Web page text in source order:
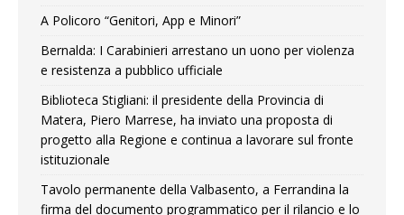
A Policoro “Genitori, App e Minori”
Bernalda: I Carabinieri arrestano un uono per violenza
e resistenza a pubblico ufficiale
Biblioteca Stigliani: il presidente della Provincia di
Matera, Piero Marrese, ha inviato una proposta di
progetto alla Regione e continua a lavorare sul fronte
istituzionale
Tavolo permanente della Valbasento, a Ferrandina la
firma del documento programmatico per il rilancio e lo